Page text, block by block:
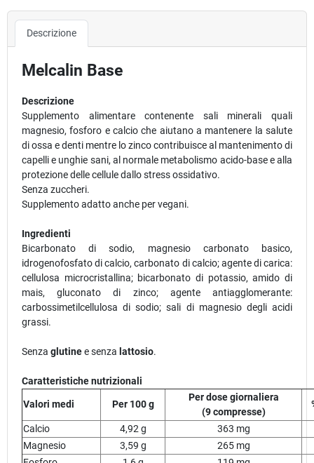
Descrizione
Melcalin Base
Descrizione
Supplemento alimentare contenente sali minerali quali
magnesio, fosforo e calcio che aiutano a mantenere la salute
di ossa e denti mentre lo zinco contribuisce al mantenimento di
capelli e unghie sani, al normale metabolismo acido-base e alla
protezione delle cellule dallo stress ossidativo.
Senza zuccheri.
Supplemento adatto anche per vegani.
Ingredienti
Bicarbonato di sodio, magnesio carbonato basico,
idrogenofosfato di calcio, carbonato di calcio; agente di carica:
cellulosa microcristallina; bicarbonato di potassio, amido di
mais, gluconato di zinco; agente antiagglomerante:
carbossimetilcellulosa di sodio; sali di magnesio degli acidi
grassi.
Senza glutinee senza lattosio.
Caratteristiche nutrizionali
Valori medi Per 100 g
Per dose giornaliera
(9 compresse)
Calcio 4,92 g
363 mg
Magnesio
3,59 g
265 mg